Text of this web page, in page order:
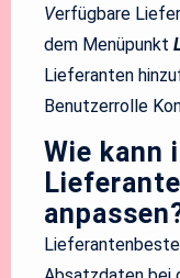
Verfügbare
dem Menüpunkt
Lieferanten
Benutzerrolle
Wie kann